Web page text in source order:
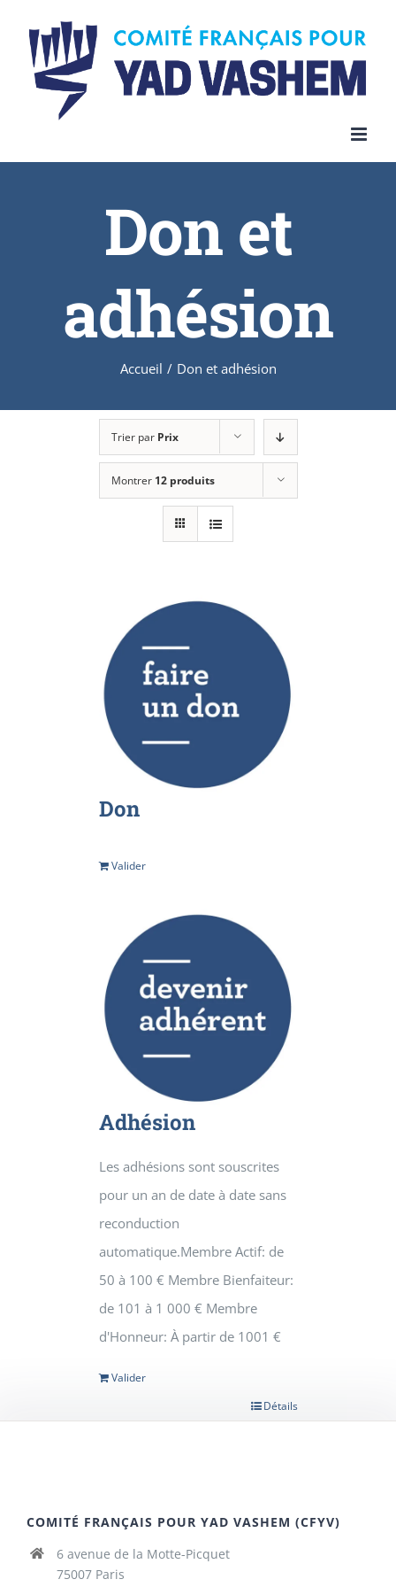
content
Don et
adhésion
Accueil / Don et adhésion
Trier par Prix
Montrer 12 produits
Don
Valider
Adhésion
Les adhésions sont souscrites
pour un an de date à date sans
reconduction
automatique.Membre Actif: de
50 à 100 € Membre Bienfaiteur:
de 101 à 1 000 € Membre
d'Honneur: À partir de 1001 €
Valider
Détails
COMITÉ FRANÇAIS POUR YAD VASHEM (CFYV)
6 avenue de la Motte-Picquet
75007 Paris